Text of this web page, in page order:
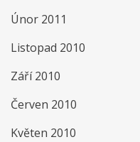
Únor 2011
Listopad 2010
Září 2010
Červen 2010
Květen 2010